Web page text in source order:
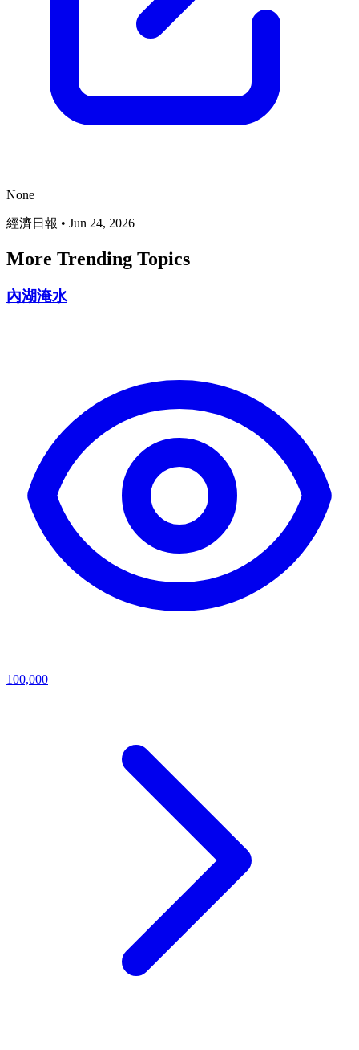
None
經濟日報 • Jun 24, 2026
More Trending Topics
內湖淹水
100,000